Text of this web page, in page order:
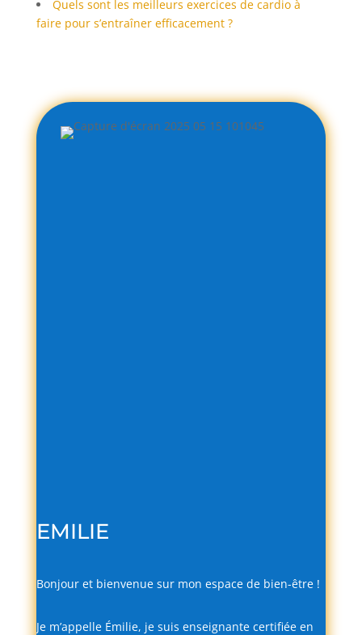
Quels sont les meilleurs exercices de cardio à
faire pour s’entraîner efficacement ?
EMILIE
Bonjour et bienvenue sur mon espace de bien-être !
Je m’appelle Émilie, je suis enseignante certifiée en